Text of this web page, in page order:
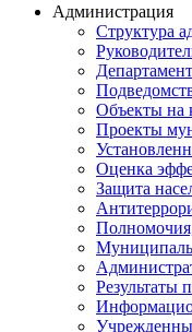
Администрация
Структура
Объекты на
Проекты
Оценка
Защита
Результаты